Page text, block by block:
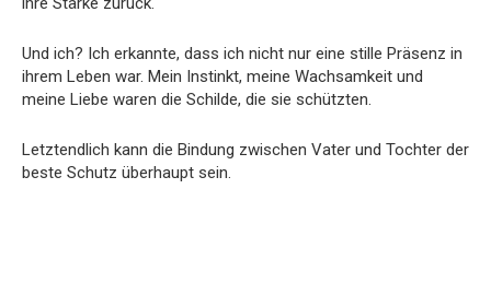
Und ich? Ich erkannte, dass ich nicht nur eine stille Präsenz in
ihrem Leben war. Mein Instinkt, meine Wachsamkeit und
meine Liebe waren die Schilde, die sie schützten.
Letztendlich kann die Bindung zwischen Vater und Tochter der
beste Schutz überhaupt sein.